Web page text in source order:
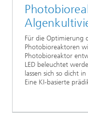
Für die Optimierung
Photobioreaktoren
Photobioreaktor
LED beleuchtet
lassen sich so dicht
Eine KI-basierte